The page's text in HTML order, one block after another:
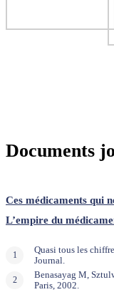
Documents
Ces médicaments qui
L’empire du
Quasi tous les
Journal.
Benasayag M,
Paris, 2002.